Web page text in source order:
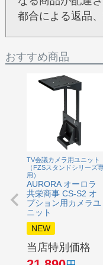
都合による返品
おすすめ商品
TV会議カメラ用ユニット
（FZSスタンドシリーズ
用）
AURORA オーロラ
共栄商事 CS-S2 オ
プション用カメラユ
ニット
NEW
当店特別価格